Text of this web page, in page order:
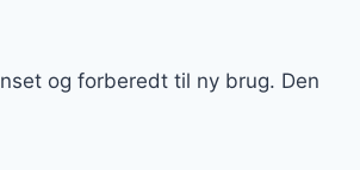
og forberedt til ny brug. Den